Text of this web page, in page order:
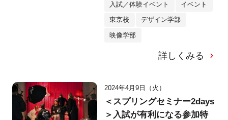
制作の仕事を体験！
入試／体験イベント イベント
東京校 デザイン学部
映像学部
詳しくみる
2024年4月9日（火）
＜スプリングセミナー2days
＞入試が有利になる参加特